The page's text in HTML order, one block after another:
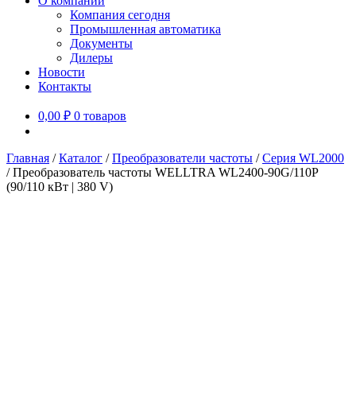
Компания сегодня
Промышленная автоматика
Документы
Дилеры
Новости
Контакты
0,00 ₽ 0 товаров
Главная /Каталог /Преобразователи частоты /Серия WL2000
/Преобразователь частоты WELLTRA WL2400-90G/110P
(90/110 кВт | 380 V)